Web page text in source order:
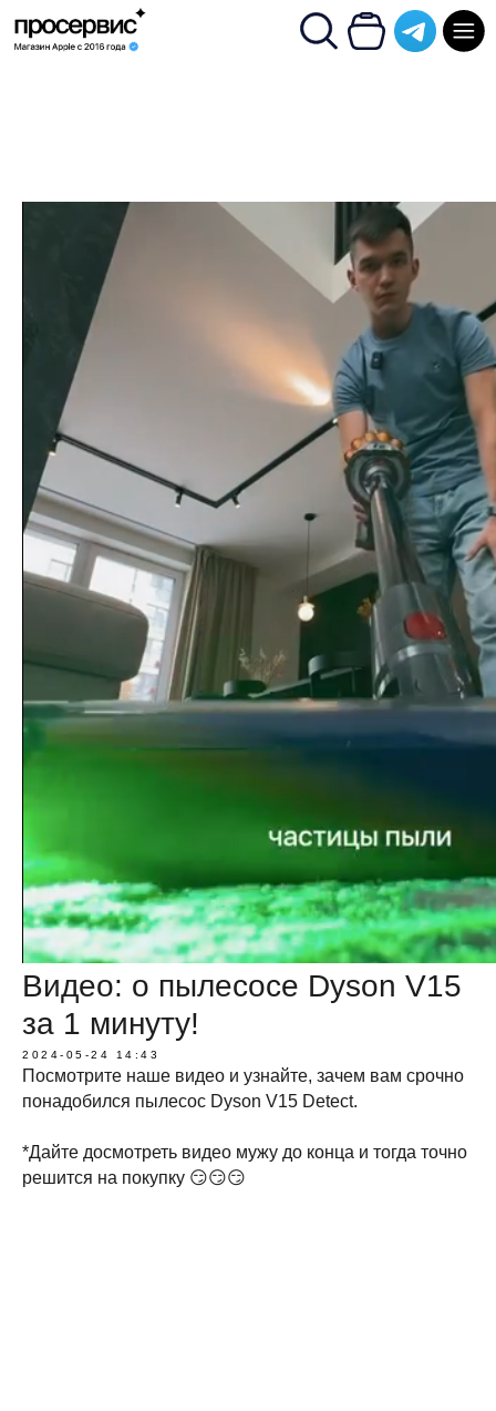
Видео: о пылесосе Dyson V15
за 1 минуту!
2024-05-24 14:43
Посмотрите наше видео и узнайте, зачем вам срочно
понадобился пылесос Dyson V15 Detect.
*Дайте досмотреть видео мужу до конца и тогда точно
решится на покупку 😏😏😏